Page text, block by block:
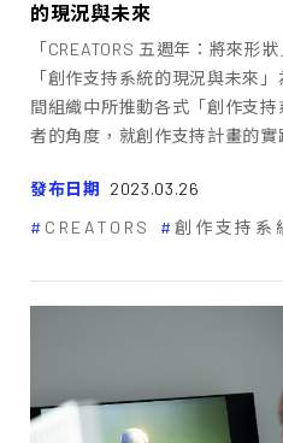
的現況與未來
「CREATORS 五週年：將來形
「創作支持系統的現況與未來
間組織中所推動各式「創作支
者的角度，就創作支持計畫的實
發布日期 2023.03.26
CREATORS
創作支持系